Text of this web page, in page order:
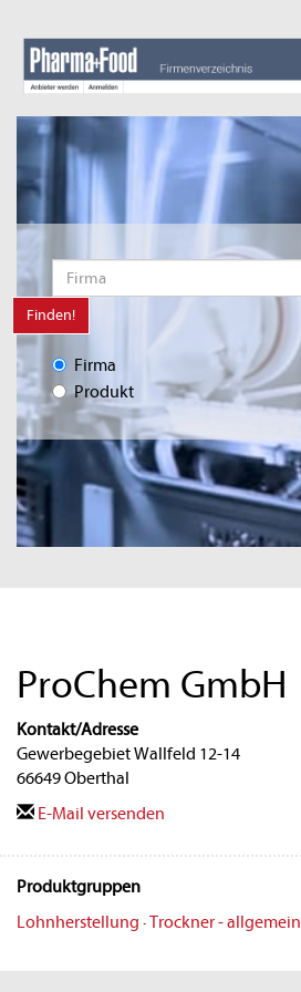
Finden!
Firma
Produkt
ProChem GmbH
Kontakt/Adresse
Gewerbegebiet Wallfeld 12-14
66649 Oberthal
E-Mail versenden
Produktgruppen
Lohnherstellung ·Trockner - allgemein